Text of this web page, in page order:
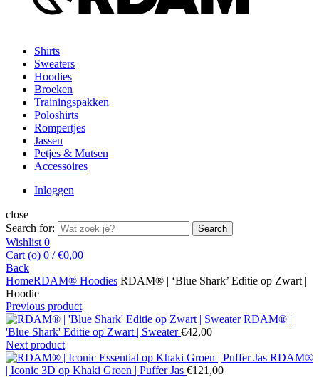
Shirts
Sweaters
Hoodies
Broeken
Trainingspakken
Poloshirts
Rompertjes
Jassen
Petjes & Mutsen
Accessoires
Inloggen
close
Search for:
Search
Wishlist 0
Cart (o) 0 / €0,00
Back
HomeRDAM® Hoodies RDAM® | ‘Blue Shark’ Editie op Zwart |
Hoodie
Previous product
RDAM® |
'Blue Shark' Editie op Zwart | Sweater€42,00
Next product
RDAM®
| Iconic 3D op Khaki Groen | Puffer Jas €121,00